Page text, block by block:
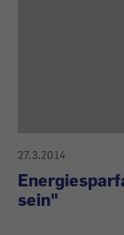
27.3.2014
sein"